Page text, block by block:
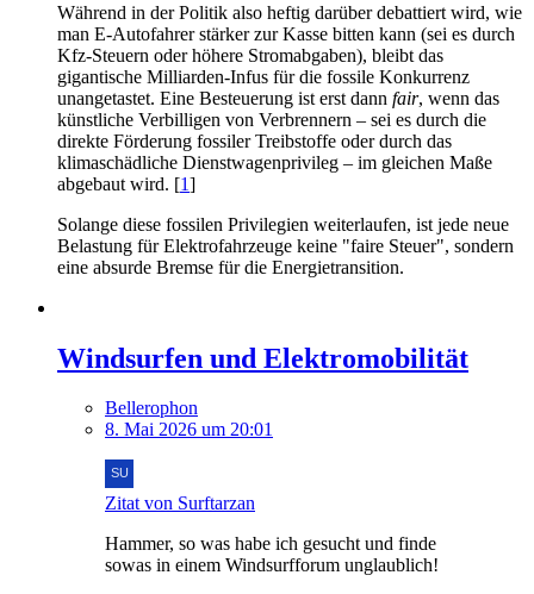
Während in der Politik also heftig darüber debattiert wird, wie
man E-Autofahrer stärker zur Kasse bitten kann (sei es durch
Kfz-Steuern oder höhere Stromabgaben), bleibt das
gigantische Milliarden-Infus für die fossile Konkurrenz
unangetastet. Eine Besteuerung ist erst dann fair, wenn das
künstliche Verbilligen von Verbrennern – sei es durch die
direkte Förderung fossiler Treibstoffe oder durch das
klimaschädliche Dienstwagenprivileg – im gleichen Maße
abgebaut wird. [1]
Solange diese fossilen Privilegien weiterlaufen, ist jede neue
Belastung für Elektrofahrzeuge keine "faire Steuer", sondern
eine absurde Bremse für die Energietransition.
Windsurfen und Elektromobilität
Bellerophon
8. Mai 2026 um 20:01
Zitat von Surftarzan
Hammer, so was habe ich gesucht und finde
sowas in einem Windsurfforum unglaublich!